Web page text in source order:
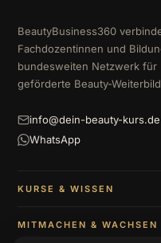
BeautyBusiness360
Fachdozentinnen und
bundesweiten Netzwerk für
geförderte Beauty-
info@dein-beauty-kurs.de
WhatsApp
KURSE & WISSEN
MITMACHEN & WACHSEN